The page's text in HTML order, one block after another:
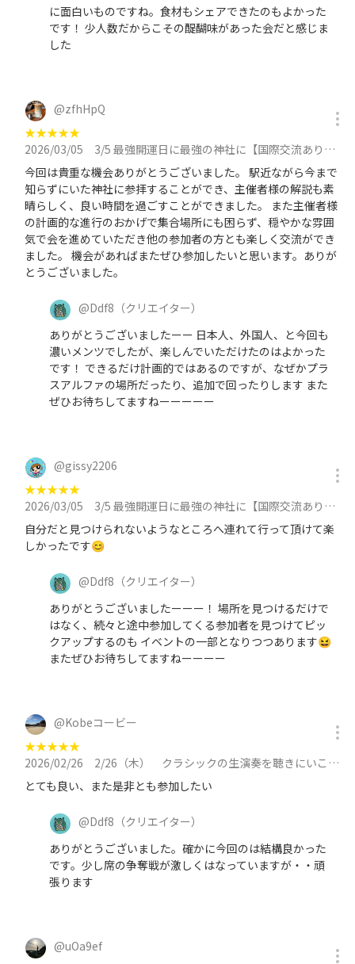
に面白いものですね。食材もシェアできたのもよかった
です！ 少人数だからこその醍醐味があった会だと感じま
した
@zfhHpQ
★★★★★
2026/03/05
3/5 最強開運日に最強の神社に【国際交流あり】皆中稲荷神社〜【全部パワースポット】成子天神社に参加
今回は貴重な機会ありがとうございました。 駅近ながら今まで
知らずにいた神社に参拝することができ、主催者様の解説も素
晴らしく、良い時間を過ごすことができました。 また主催者様
の計画的な進行のおかげで集合場所にも困らず、穏やかな雰囲
気で会を進めていただき他の参加者の方とも楽しく交流ができ
ました。 機会があればまたぜひ参加したいと思います。ありが
とうございました。
@Ddf8 （クリエイター）
ありがとうございましたーー 日本人、外国人、と今回も
濃いメンツでしたが、楽しんでいただけたのはよかった
です！ できるだけ計画的ではあるのですが、なぜかプラ
スアルファの場所だったり、追加で回ったりします また
ぜひお待ちしてますねーーーーー
@gissy2206
★★★★★
2026/03/05
3/5 最強開運日に最強の神社に【国際交流あり】皆中稲荷神社〜【全部パワースポット】成子天神社に参加
自分だと見つけられないようなところへ連れて行って頂けて楽
しかったです😊
@Ddf8 （クリエイター）
ありがとうございましたーーー！ 場所を見つけるだけで
はなく、続々と途中参加してくる参加者を見つけてピッ
クアップするのも イベントの一部となりつつあります😆
またぜひお待ちしてますねーーーー
@Kobeコービー
★★★★★
2026/02/26
2/26（木） クラシックの生演奏を聴きにいこう＠西新宿に参加
とても良い、また是非とも参加したい
@Ddf8 （クリエイター）
ありがとうございました。確かに今回のは結構良かった
です。少し席の争奪戦が激しくはなっていますが・・頑
張ります
@uOa9ef